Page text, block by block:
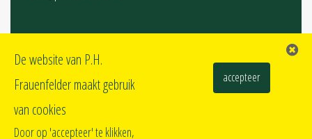
SOCIAL MEDIA
De website van P.H.
Frauenfelder maakt gebruik
van cookies
Door op 'accepteer' te klikken,
accepteer